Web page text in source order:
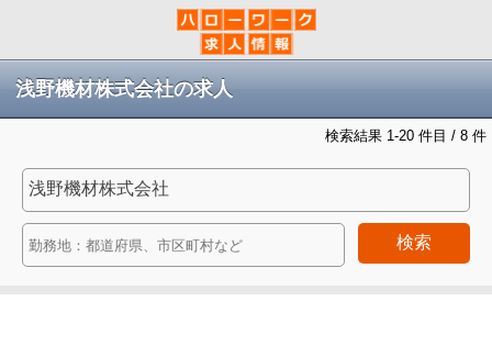
浅野機材株式会社の求人
検索結果 1-20 件目 / 8 件
検索